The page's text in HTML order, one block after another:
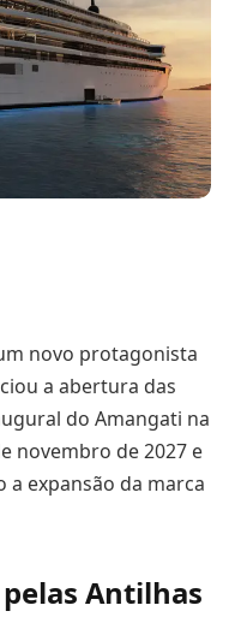
novo protagonista
a abertura das
do Amangati na
novembro de 2027 e
a expansão da marca
Antilhas